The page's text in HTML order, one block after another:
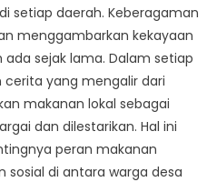
setiap daerah. Keberagaman
menggambarkan kekayaan
sejak lama. Dalam setiap
yang mengalir dari
makanan lokal sebagai
dan dilestarikan. Hal ini
peran makanan
di antara warga desa